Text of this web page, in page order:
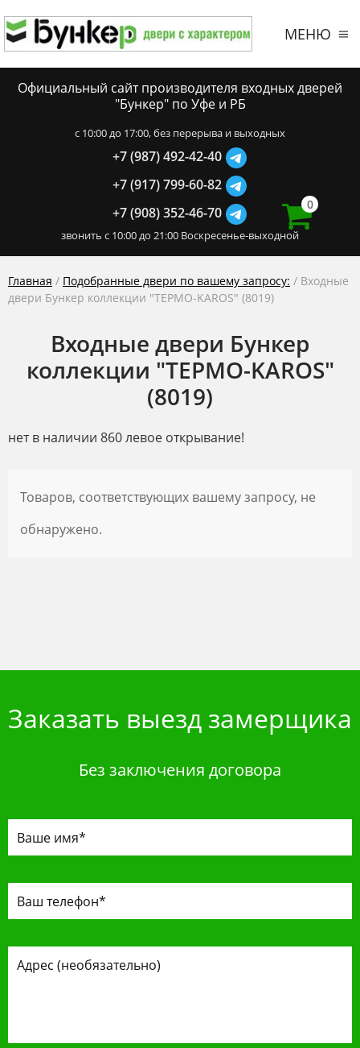
МЕНЮ
Официальный сайт производителя входных дверей
"Бункер" по Уфе и РБ
c 10:00 до 17:00, без перерыва и выходных
+7 (987) 492-42-40
+7 (917) 799-60-82
+7 (908) 352-46-70
звонить с 10:00 до 21:00 Воскресенье-выходной
0
Главная / Подобранные двери по вашему запросу: / Входные
двери Бункер коллекции "ТЕРМО-KAROS" (8019)
Входные двери Бункер
коллекции "ТЕРМО-KAROS"
(8019)
нет в наличии 860 левое открывание!
Товаров, соответствующих вашему запросу, не
обнаружено.
Заказать выезд замерщика
Без заключения договора